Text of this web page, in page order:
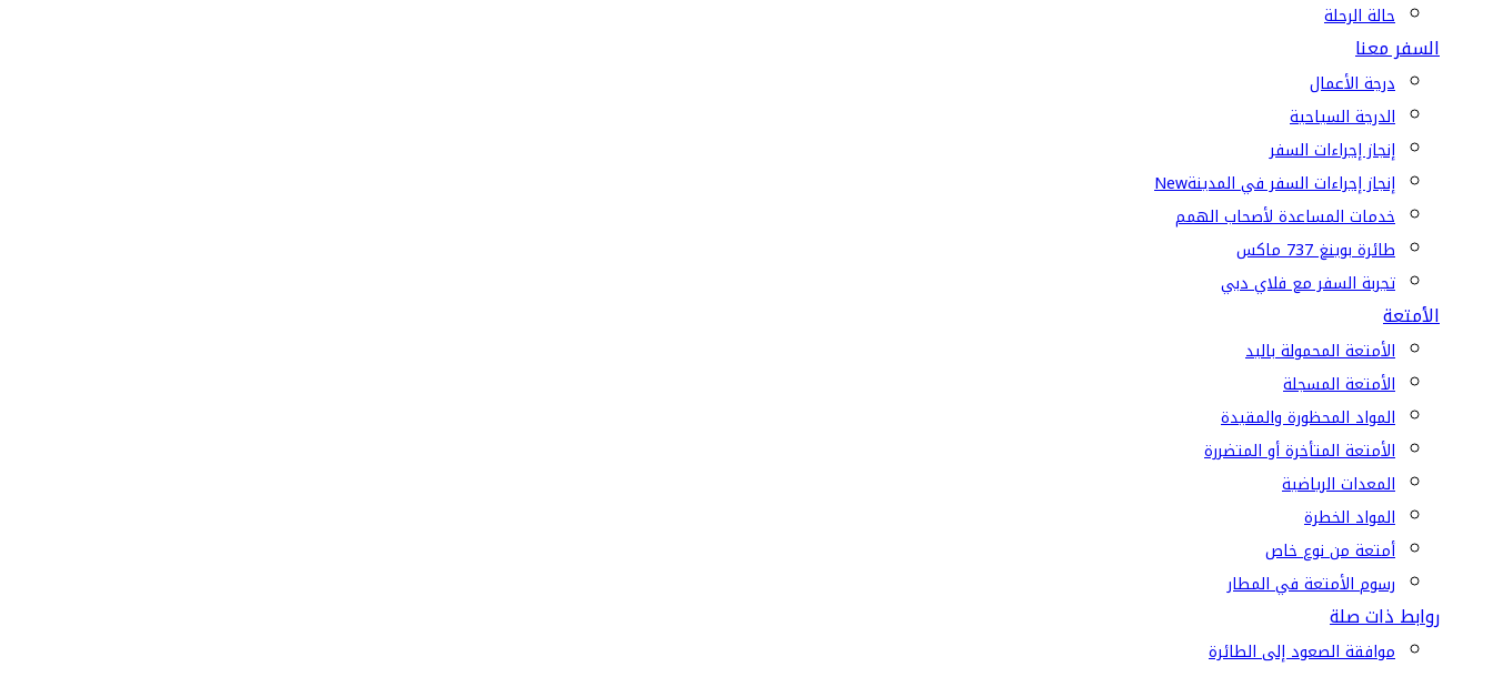
حالة الرحلة
السفر معنا
درجة الأعمال
الدرجة السياحية
إنجاز إجراءات السفر
إنجاز إجراءات السفر في المدينةNew
خدمات المساعدة لأصحاب الهمم
طائرة بوينغ 737 ماكس
تجربة السفر مع فلاي دبي
الأمتعة
الأمتعة المحمولة باليد
الأمتعة المسجلة
المواد المحظورة والمقيدة
الأمتعة المتأخرة أو المتضررة
المعدات الرياضية
المواد الخطرة
أمتعة من نوع خاص
رسوم الأمتعة في المطار
روابط ذات صلة
موافقة الصعود إلى الطائرة